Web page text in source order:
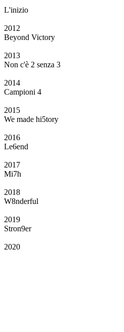
L'inizio
2012
Beyond Victory
2013
Non c'è 2 senza 3
2014
Campioni 4
2015
We made hi5tory
2016
Le6end
2017
Mi7h
2018
W8nderful
2019
Stron9er
2020